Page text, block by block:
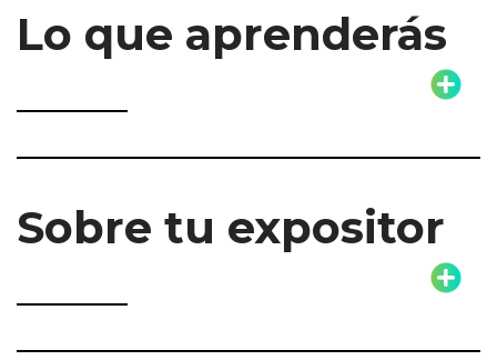
Lo que aprenderás
Sobre tu expositor